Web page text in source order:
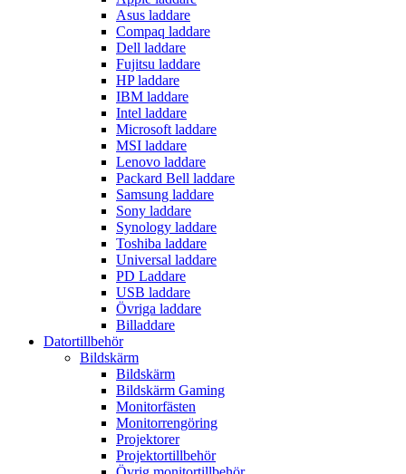
Asus laddare
Compaq laddare
Dell laddare
Fujitsu laddare
HP laddare
IBM laddare
Intel laddare
Microsoft laddare
MSI laddare
Lenovo laddare
Packard Bell laddare
Samsung laddare
Sony laddare
Synology laddare
Toshiba laddare
Universal laddare
PD Laddare
USB laddare
Övriga laddare
Billaddare
Datortillbehör
Bildskärm
Bildskärm
Bildskärm Gaming
Monitorfästen
Monitorrengöring
Projektorer
Projektortillbehör